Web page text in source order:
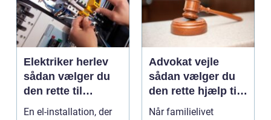
Elektriker herlev
sådan vælger du
den rette til
opgaven
En el-installation, der
Advokat vejle
sådan vælger du
den rette hjælp til
familien
Når familielivet